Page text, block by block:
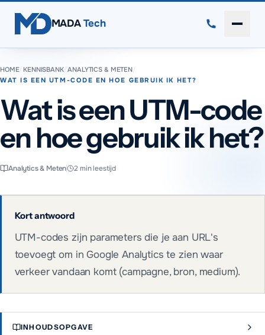
MADA Tech
HOME/ KENNISBANK/ANALYTICS & METEN/
WAT IS EEN UTM-CODE EN HOE GEBRUIK IK HET?
Wat is een UTM-code
en hoe gebruik ik het?
Analytics & Meten 2min leestijd
Kort antwoord
UTM-codes zijn parameters die je aan URL's
toevoegt om in Google Analytics te zien waar
verkeer vandaan komt (campagne, bron, medium).
INHOUDSOPGAVE